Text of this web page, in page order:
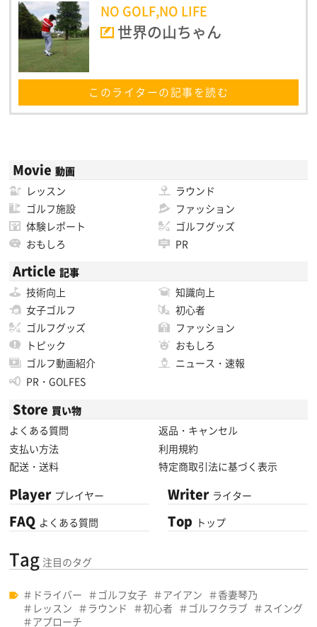
NO GOLF,NO LIFE
世界の山ちゃん
このライターの記事を読む
Movie 動画
レッスン
ラウンド
ゴルフ施設
ファッション
体験レポート
ゴルフグッズ
おもしろ
PR
Article 記事
技術向上
知識向上
女子ゴルフ
初心者
ゴルフグッズ
ファッション
トピック
おもしろ
ゴルフ動画紹介
ニュース・速報
PR・GOLFES
Store 買い物
よくある質問
返品・キャンセル
支払い方法
利用規約
配送・送料
特定商取引法に基づく表示
Player プレイヤー
FAQ よくある質問
Writer ライター
Top トップ
Tag 注目のタグ
ドライバー ゴルフ女子 アイアン
香妻琴乃
レッスン
ラウンド 初心者 ゴルフクラブ
スイング
アプローチ